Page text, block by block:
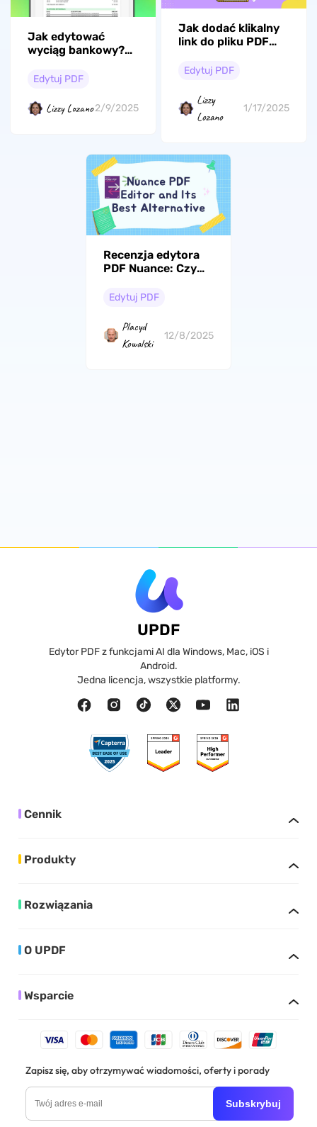
Jak edytować
wyciąg bankowy?
Edytuj PDF
Lizzy Lozano2/9/2025
Jak dodać klikalny
link do pliku PDF
Adobe Acrobat?
Edytuj PDF
Lizzy
Lozano
1/17/2025
Recenzja edytora
PDF Nuance: Czym
Edytuj PDF
Placyd
Kowalski
12/8/2025
UPDF
Edytor PDF z funkcjami AI dla Windows, Mac, iOS i
Android.
Jedna licencja, wszystkie platformy.
Cennik
Produkty
Rozwiązania
O UPDF
Wsparcie
Zapisz się, aby otrzymywać wiadomości, oferty i porady
Subskrybuj